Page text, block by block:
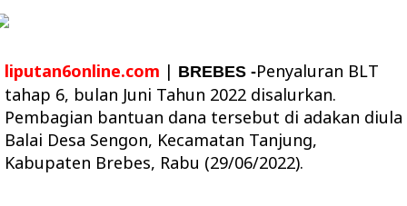
liputan6online.com | BREBES -Penyaluran BLT
tahap 6, bulan Juni Tahun 2022 disalurkan.
Pembagian bantuan dana tersebut di adakan diula
Balai Desa Sengon, Kecamatan Tanjung,
Kabupaten Brebes, Rabu (29/06/2022).